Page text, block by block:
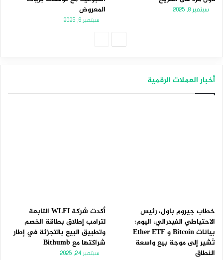
سبتمبر 8, 2025
المعروض
سبتمبر 6, 2025
أخبار العملات الرقمية
خطاب جيروم باول، رئيس
الاحتياطي الفيدرالي، اليوم:
بيانات Bitcoin و Ether ETF
تُشير إلى موجة بيع واسعة
النطاق
أكدت شركة WLFI التابعة
لترامب إطلاق بطاقة الخصم
وتطبيق البيع بالتجزئة في إطار
شراكتها مع Bithumb
سبتمبر 24, 2025